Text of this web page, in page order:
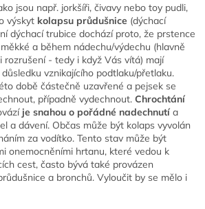
jsou např. jorkšíři, čivavy nebo toy pudli,
výskyt kolapsu průdušnice (dýchací
dýchací trubice dochází proto, že prstence
a během nádechu/výdechu (hlavně
rozrušení - tedy i když Vás vítá) mají
vznikajícího podtlaku/přetlaku.
době částečně uzavřené a pejsek se
případně vydechnout. Chrochtání
je snahou o pořádné nadechnutí a
a dávení. Občas může být kolaps vyvolán
za vodítko. Tento stav může být
onemocněními hrtanu, které vedou k
cest, často bývá také provázen
a bronchů. Vyloučit by se mělo i